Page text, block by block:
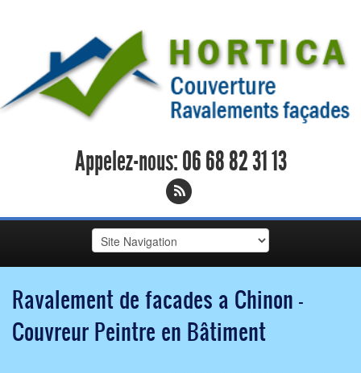
Appelez-nous:06 68 82 31 13
Ravalement de facades a Chinon -
Couvreur Peintre en Bâtiment